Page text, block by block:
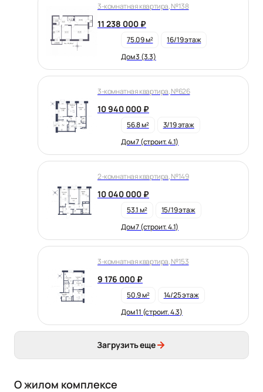
О жилом комплексе
3-комнатная квартира, №138
11 238 000 ₽
75.09 м²
16/19 этаж
Дом 3 (3.3)
3-комнатная квартира, №626
10 940 000 ₽
56.8 м²
3/19 этаж
Дом 7 (строит. 4.1)
2-комнатная квартира, №149
10 040 000 ₽
53.1 м²
15/19 этаж
Дом 7 (строит. 4.1)
3-комнатная квартира, №153
9 176 000 ₽
50.9 м²
14/25 этаж
Дом 11 (строит. 4.3)
Загрузить еще